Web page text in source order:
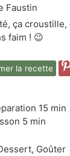
Faustin
ça croustille,
faim ! 😉
la recette
15 min
5minutes
min
Goûter